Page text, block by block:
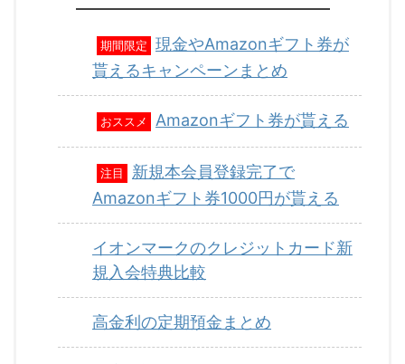
期間限定
現金やAmazonギフト券が
貰えるキャンペーンまとめ
おススメ Amazonギフト券が貰える
注目
新規本会員登録完了で
Amazonギフト券1000円が貰える
イオンマークのクレジットカード新
規入会特典比較
高金利の定期預金まとめ